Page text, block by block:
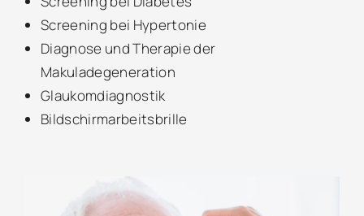
Screening bei Hypertonie
Diagnose und Therapie der
Makuladegeneration
Glaukomdiagnostik
Bildschirmarbeitsbrille